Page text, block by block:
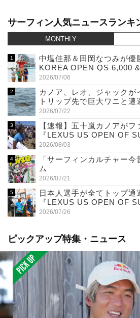
サーフィン人気ニュースランキ
MONTHLY
中塩佳那＆田岡なつみが優
KOREA OPEN QS 6,000 &
2026/07/06
カノア、レオ、ジャックが
トリップ先で巨大ワニと遭
2026/07/22
【速報】五十嵐カノアがフ
『LEXUS US OPEN OF
2026/08/03
「サーフィンカルチャー
ム
2026/07/21
日本人選手が全てトップ通
『LEXUS US OPEN OF
2026/07/26
ピックアップ特集・ニュース